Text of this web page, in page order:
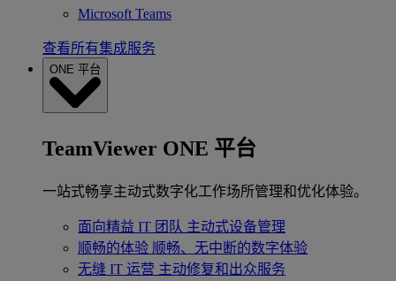
Microsoft Teams
查看所有集成服务
ONE 平台
TeamViewer ONE 平台
一站式畅享主动式数字化工作场所管理和优化体验。
面向精益 IT 团队 主动式设备管理
顺畅的体验 顺畅、无中断的数字体验
无缝 IT 运营 主动修复和出众服务